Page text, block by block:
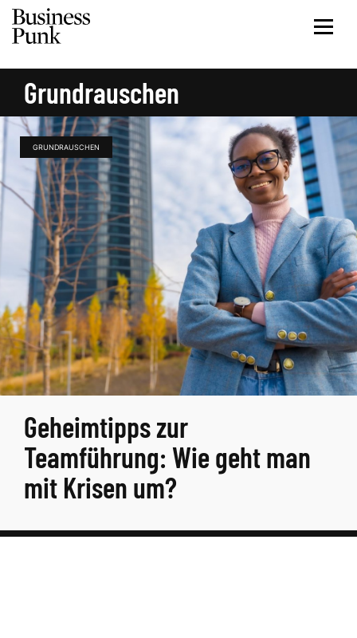
Grundrauschen
GRUNDRAUSCHEN
Geheimtipps zur
Teamführung: Wie geht man
mit Krisen um?